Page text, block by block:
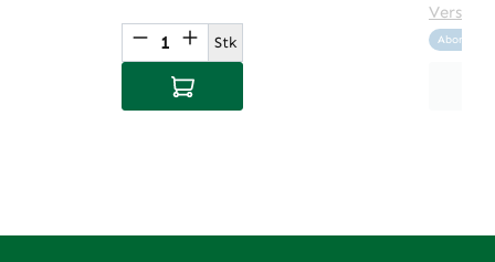
Produkt Anzahl: Gib den
Stk
In den Warenkorb
Abonniere